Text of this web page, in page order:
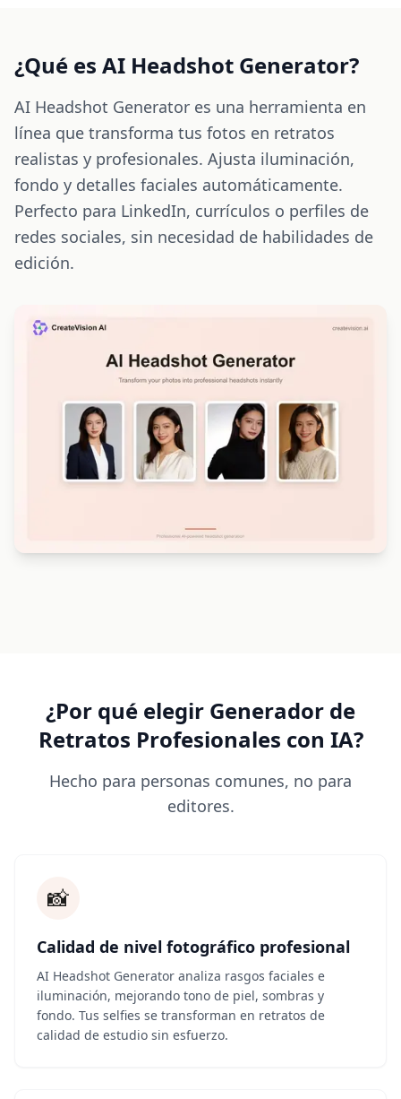
¿Qué es AI Headshot Generator?
AI Headshot Generator es una herramienta en
línea que transforma tus fotos en retratos
realistas y profesionales. Ajusta iluminación,
fondo y detalles faciales automáticamente.
Perfecto para LinkedIn, currículos o perfiles de
redes sociales, sin necesidad de habilidades de
edición.
¿Por qué elegir Generador de
Retratos Profesionales con IA?
Hecho para personas comunes, no para
editores.
📸
Calidad de nivel fotográfico profesional
AI Headshot Generator analiza rasgos faciales e
iluminación, mejorando tono de piel, sombras y
fondo. Tus selfies se transforman en retratos de
calidad de estudio sin esfuerzo.